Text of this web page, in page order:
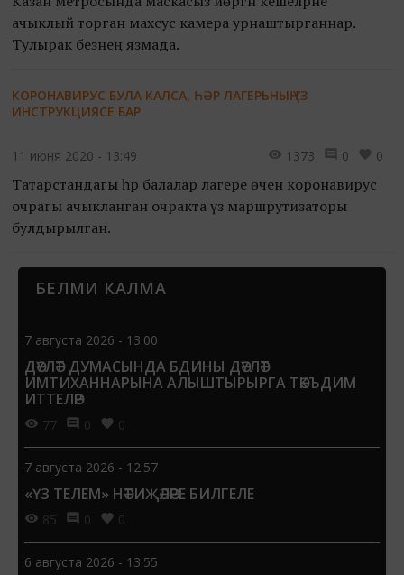
ачыклый торган махсус камера урнаштырганнар.
Тулырак безнең язмада.
КОРОНАВИРУС БУЛА КАЛСА, ҺӘР ЛАГЕРЬНЫҢ ҮЗ
ИНСТРУКЦИЯСЕ БАР
11 июня 2020 - 13:49 1373 0 0
Татарстандагы һәр балалар лагере өчен коронавирус
очрагы ачыкланган очракта үз маршрутизаторы
булдырылган.
БЕЛМИ КАЛМА
7 августа 2026 - 13:00
ДӘҮЛӘТ ДУМАСЫНДА БДИНЫ ДӘҮЛӘТ
ИМТИХАННАРЫНА АЛЫШТЫРЫРГА ТӘКЪДИМ
ИТТЕЛӘР
77 0 0
7 августа 2026 - 12:57
«ҮЗ ТЕЛЕМ» НӘТИҖӘЛӘРЕ БИЛГЕЛЕ
85 0 0
6 августа 2026 - 13:55